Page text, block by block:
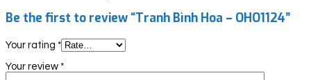
Be the first to review “Tranh Bình Hoa – OHO1124”
Your rating *
Your review *